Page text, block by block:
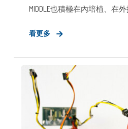
MIDDLE也積極在內培植、在
內部發展團隊時又該如何扮
看更多